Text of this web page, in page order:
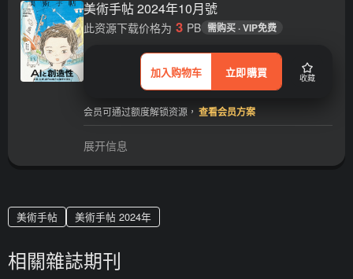
美術手帖 2024年10月號
加入购物车 立即購買 收藏
此资源下载价格为 3 PB 需购买 · VIP免费
会员可通过额度解锁资源， 查看会员方案
展开信息
美術手帖 美術手帖 2024年
相關雜誌期刊